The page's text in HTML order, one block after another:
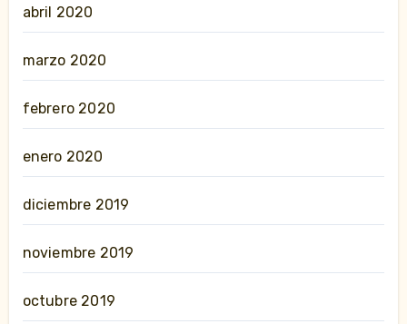
abril 2020
marzo 2020
febrero 2020
enero 2020
diciembre 2019
noviembre 2019
octubre 2019